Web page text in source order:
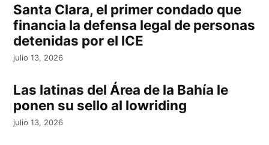
Santa Clara, el primer condado que
financia la defensa legal de personas
detenidas por el ICE
julio 13, 2026
Las latinas del Área de la Bahía le
ponen su sello al lowriding
julio 13, 2026